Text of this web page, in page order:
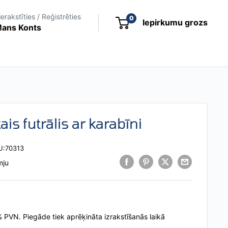
/ Reģistrēties
Konts
0 Iepirkumu grozs
futrālis ar karabīni
70313
PVN. Piegāde tiek aprēķināta izrakstīšanās laikā